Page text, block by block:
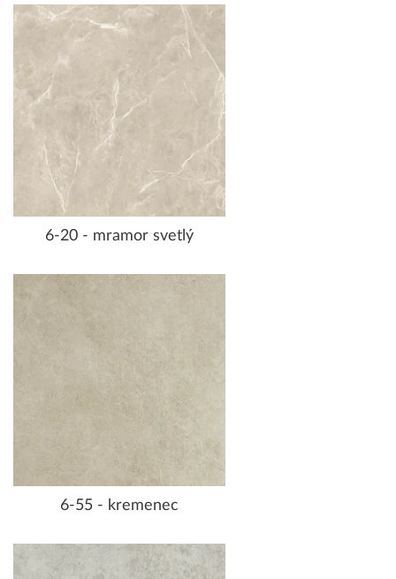
6-20 - mramor svetlý
6-55 - kremenec